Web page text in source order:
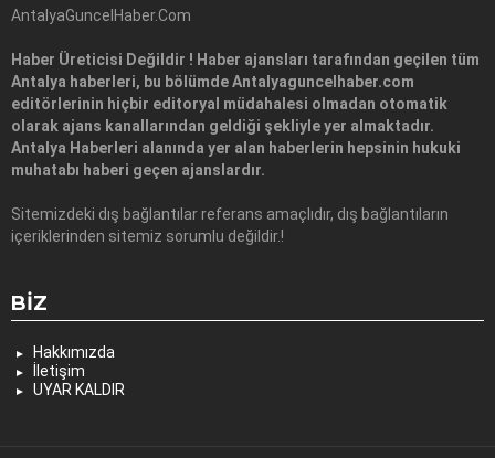
AntalyaGuncelHaber.Com
Haber Üreticisi Değildir ! Haber ajansları tarafından geçilen tüm
Antalya haberleri, bu bölümde Antalyaguncelhaber.com
editörlerinin hiçbir editoryal müdahalesi olmadan otomatik
olarak ajans kanallarından geldiği şekliyle yer almaktadır.
Antalya Haberleri alanında yer alan haberlerin hepsinin hukuki
muhatabı haberi geçen ajanslardır.
Sitemizdeki dış bağlantılar referans amaçlıdır, dış bağlantıların
içeriklerinden sitemiz sorumlu değildir.!
BIZ
Hakkımızda
İletişim
UYAR KALDIR